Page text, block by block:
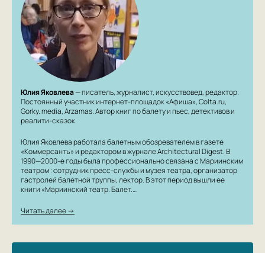
«Жуки не плачут», в лонг-лист премии «НОС».
Юлия Яковлева— писатель, журналист, искусствовед, редактор.
Постоянный участник интернет-площадок «Афиша», Colta.ru,
Gorky. media, Arzamas. Автор книг по балету и пьес, детективов и
реалити-сказок.
Юлия Яковлева работала балетным обозревателем в газете
«Коммерсантъ» и редактором в журнале Architectural Digest. В
1990—2000-е годы была профессионально связана с Мариинским
театром : сотрудник пресс-службы и музея театра, организатор
гастролей балетной труппы, лектор. В этот период вышли ее
книги «Мариинский театр. Балет.…
Читать далее →